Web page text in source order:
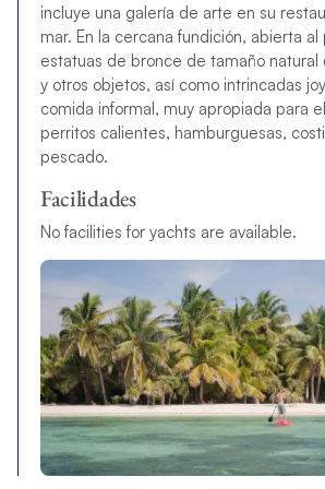
incluye una galería de arte en su
mar. En la cercana fundición, abierta
estatuas de bronce de tamaño natural
y otros objetos, así como intrincadas
comida informal, muy apropiada para
perritos calientes, hamburguesas,
pescado.
Facilidades
No facilities for yachts are available.